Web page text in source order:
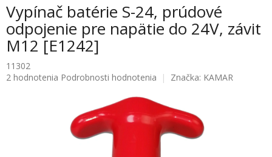
Vypínač batérie S-24, prúdové
odpojenie pre napätie do 24V, závit
M12 [E1242]
11302
Priemerné
2 hodnotenia Podrobnosti hodnotenia Značka: KAMAR